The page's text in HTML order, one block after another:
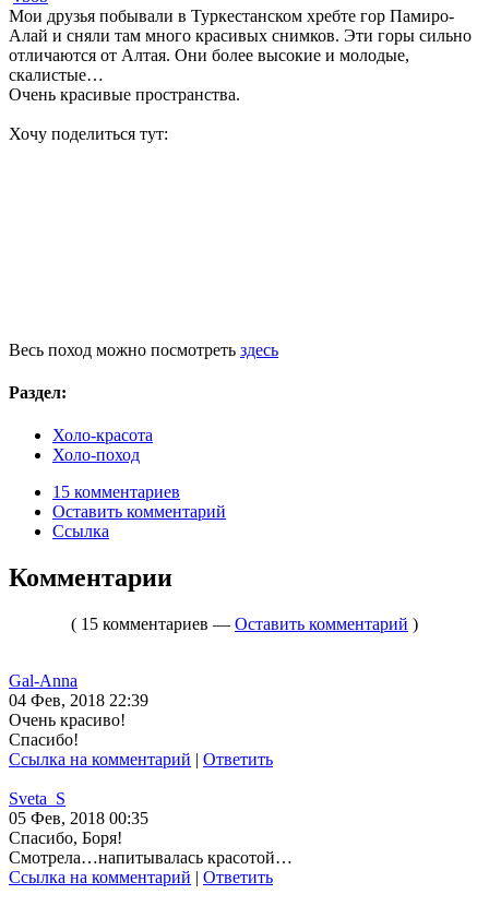
Мои друзья побывали в Туркестанском хребте гор Памиро-
Алай и сняли там много красивых снимков. Эти горы сильно
отличаются от Алтая. Они более высокие и молодые,
скалистые…
Очень красивые пространства.
Хочу поделиться тут:
Весь поход можно посмотреть здесь
Раздел:
Холо-красота
Холо-поход
15 комментариев
Оставить комментарий
Ссылка
Комментарии
( 15 комментариев — Оставить комментарий )
Gal-Anna
04 Фев, 2018 22:39
Очень красиво!
Спасибо!
Ссылка на комментарий | Ответить
Sveta_S
05 Фев, 2018 00:35
Спасибо, Боря!
Смотрела…напитывалась красотой…
Ссылка на комментарий | Ответить